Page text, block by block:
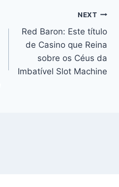
NEXT
Red Baron: Este título
de Casino que Reina
sobre os Céus da
Imbatível Slot Machine